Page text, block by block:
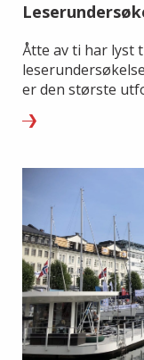
Åtte av ti har lyst
er den største